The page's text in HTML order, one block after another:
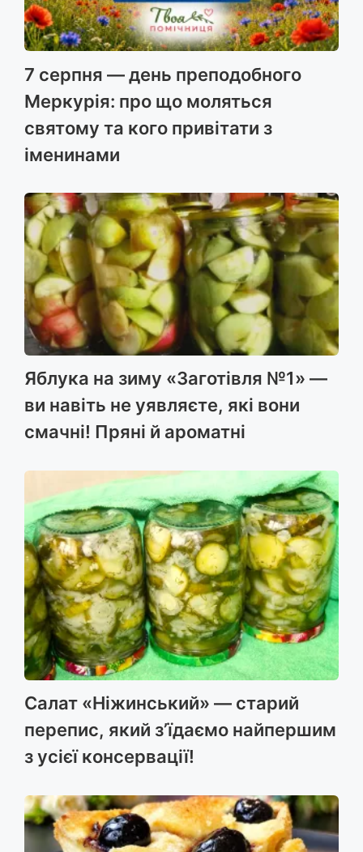
7 серпня — день преподобного
Меркурія: про що моляться
святому та кого привітати з
іменинами
Яблука на зиму «Заготівля №1» —
ви навіть не уявляєте, які вони
смачні! Пряні й ароматні
Салат «Ніжинський» — старий
перепис, який з’їдаємо найпершим
з усієї консервації!